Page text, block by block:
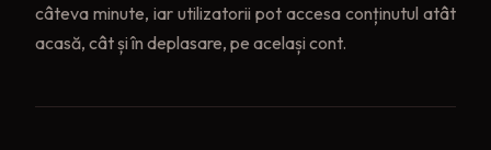
câteva minute, iar utilizatorii pot accesa conținutul atât
acasă, cât și în deplasare, pe același cont.